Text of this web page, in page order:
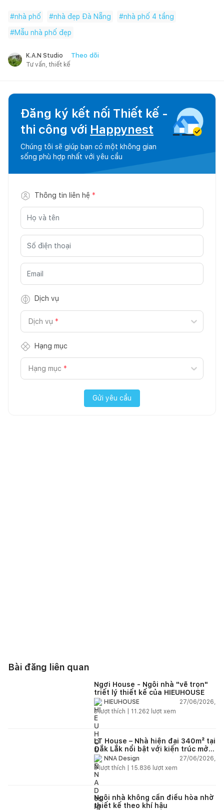
#nhà phố #nhà đẹp Đà Nẵng #nhà phố 4 tầng
#Mẫu nhà phố đẹp
K.A.N Studio Theo dõi
Tư vấn, thiết kế
Đăng ký kết nối Thiết kế -
thi công với Happynest
Chúng tôi sẽ giúp bạn có một không gian
sống phù hợp nhất với yêu cầu
Thông tin liên hệ *
Dịch vụ
Dịch vụ *
Hạng mục
Hạng mục *
Gửi yêu cầu
Bài đăng liên quan
Ngơi House - Ngôi nhà "vẽ trọn"
triết lý thiết kế của HIEUHOUSE
HIEUHOUSE
27/06/2026,
3lượt thích | 11.262 lượt xem
LT House – Nhà hiện đại 340m² tại
Đắk Lắk nổi bật với kiến trúc mở
và hệ sân vườn kết nối thiên
nhiên
NNA Design
27/06/2026,
3lượt thích | 15.836 lượt xem
Ngôi nhà không cần điều hòa nhờ
thiết kế theo khí hậu